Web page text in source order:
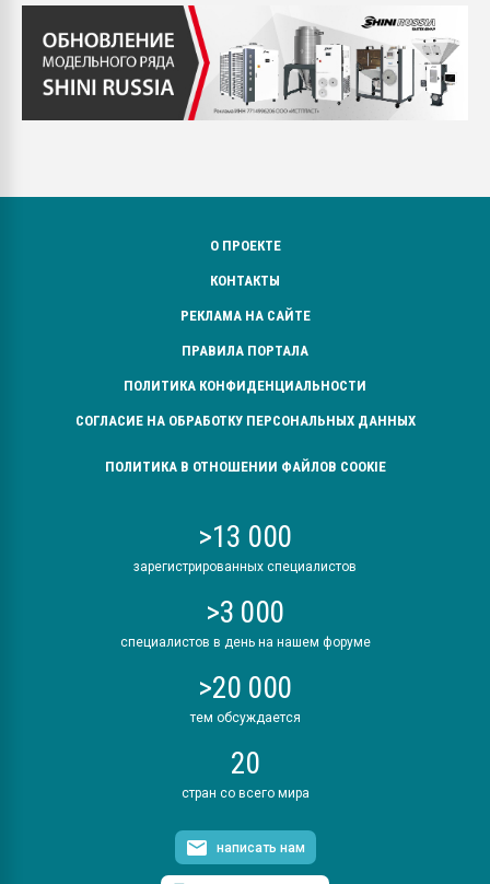
О ПРОЕКТЕ
КОНТАКТЫ
РЕКЛАМА НА САЙТЕ
ПРАВИЛА ПОРТАЛА
ПОЛИТИКА КОНФИДЕНЦИАЛЬНОСТИ
СОГЛАСИЕ НА ОБРАБОТКУ ПЕРСОНАЛЬНЫХ ДАННЫХ
ПОЛИТИКА В ОТНОШЕНИИ ФАЙЛОВ COOKIE
>13 000
зарегистрированных специалистов
>3 000
специалистов в день на нашем форуме
>20 000
тем обсуждается
20
стран со всего мира
написать нам